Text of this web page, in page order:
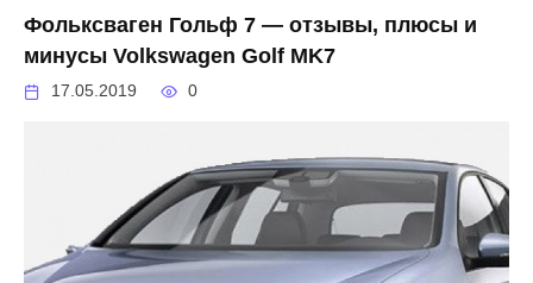
Фольксваген Гольф 7 — отзывы, плюсы и
минусы Volkswagen Golf MK7
17.05.2019 0